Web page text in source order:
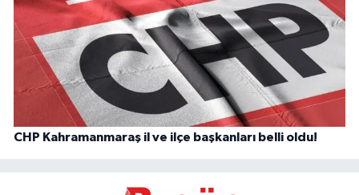
CHP Kahramanmaraş il ve ilçe başkanları belli oldu!